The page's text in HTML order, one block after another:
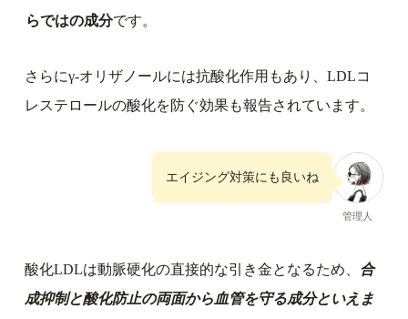
らではの成分です。
さらにγ-オリザノールには抗酸化作用もあり、LDLコ
レステロールの酸化を防ぐ効果も報告されています。
管理人
エイジング対策にも良いね
酸化LDLは動脈硬化の直接的な引き金となるため、 合
成抑制と酸化防止の両面から血管を守る成分といえま